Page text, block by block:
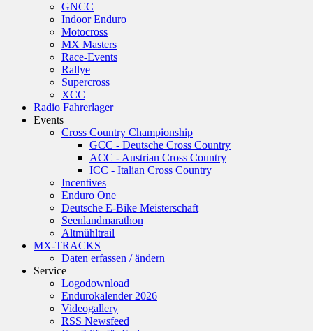
GNCC
Indoor Enduro
Motocross
MX Masters
Race-Events
Rallye
Supercross
XCC
Radio Fahrerlager
Events
Cross Country Championship
GCC - Deutsche Cross Country
ACC - Austrian Cross Country
ICC - Italian Cross Country
Incentives
Enduro One
Deutsche E-Bike Meisterschaft
Seenlandmarathon
Altmühltrail
MX-TRACKS
Daten erfassen / ändern
Service
Logodownload
Endurokalender 2026
Videogallery
RSS Newsfeed